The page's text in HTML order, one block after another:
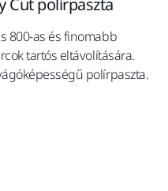
Cut polírpaszta
800-as és finomabb
tartós eltávolítására.
polírpaszta.